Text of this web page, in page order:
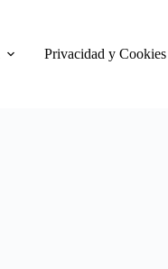
Privacidad y Cookies